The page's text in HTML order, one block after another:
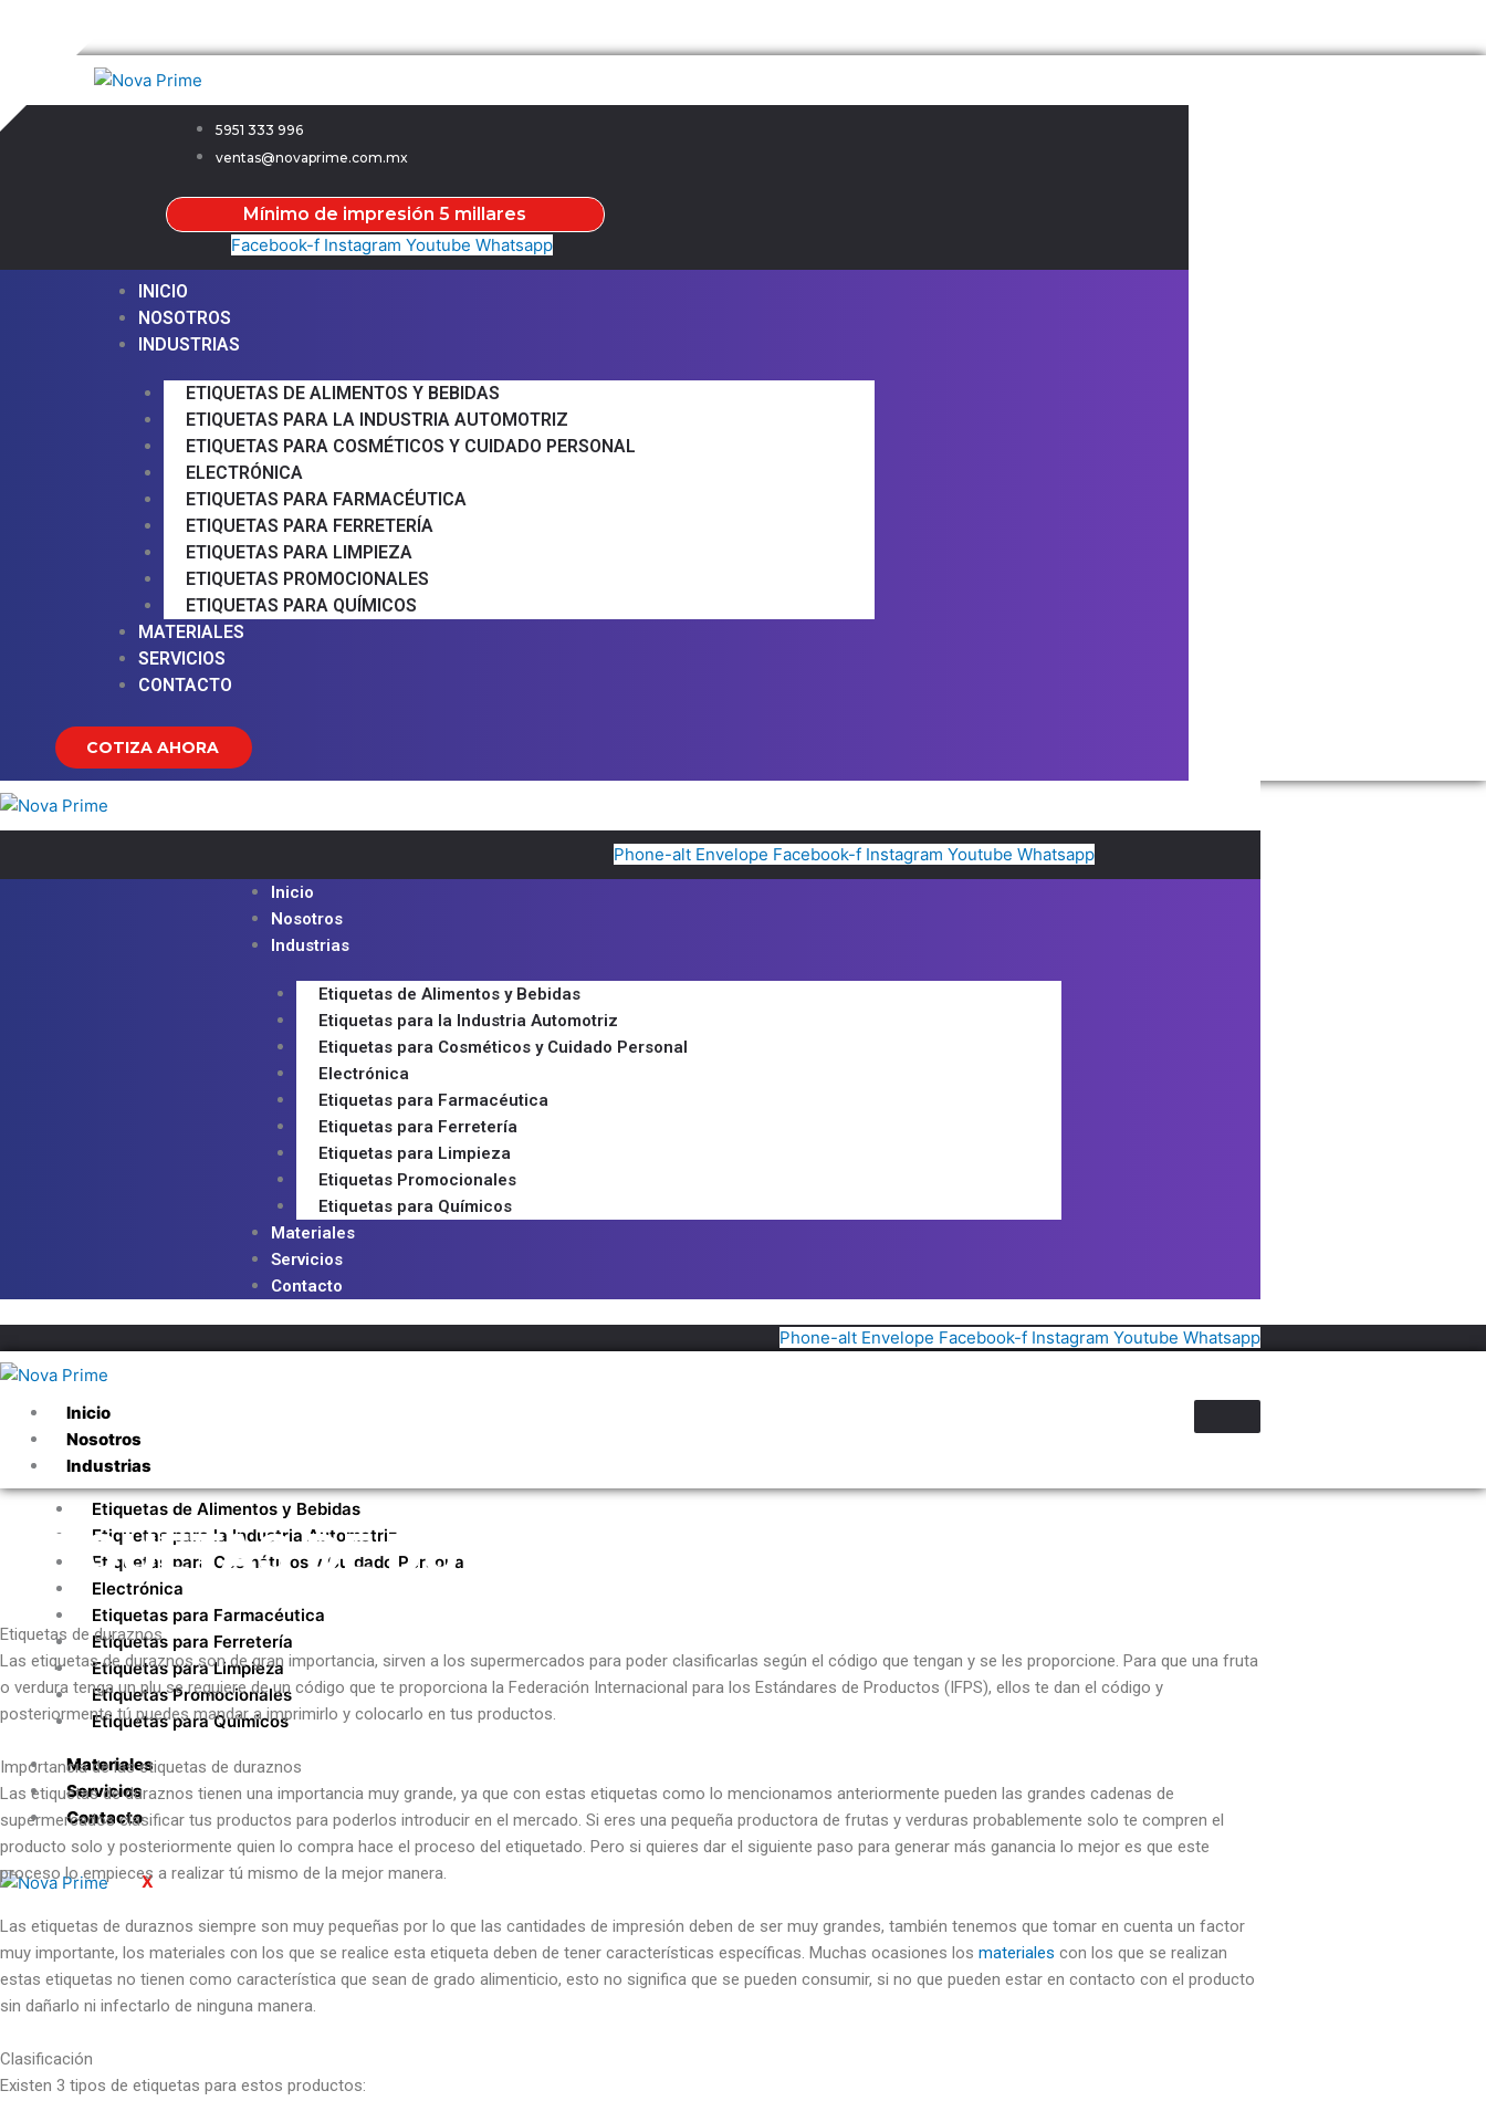
5951 333 996
ventas@novaprime.com.mx
Mínimo de impresión 5 millares
Facebook-f Instagram Youtube Whatsapp
INICIO
NOSOTROS
INDUSTRIAS
ETIQUETAS DE ALIMENTOS Y BEBIDAS
ETIQUETAS PARA LA INDUSTRIA AUTOMOTRIZ
ETIQUETAS PARA COSMÉTICOS Y CUIDADO PERSONAL
ELECTRÓNICA
ETIQUETAS PARA FARMACÉUTICA
ETIQUETAS PARA FERRETERÍA
ETIQUETAS PARA LIMPIEZA
ETIQUETAS PROMOCIONALES
ETIQUETAS PARA QUÍMICOS
MATERIALES
SERVICIOS
CONTACTO
COTIZA AHORA
Phone-alt Envelope Facebook-f Instagram Youtube Whatsapp
Inicio
Nosotros
Industrias
Etiquetas de Alimentos y Bebidas
Etiquetas para la Industria Automotriz
Etiquetas para Cosméticos y Cuidado Personal
Electrónica
Etiquetas para Farmacéutica
Etiquetas para Ferretería
Etiquetas para Limpieza
Etiquetas Promocionales
Etiquetas para Químicos
Materiales
Servicios
Contacto
Phone-alt Envelope Facebook-f Instagram Youtube Whatsapp
Inicio
Nosotros
Industrias
Etiquetas de Alimentos y Bebidas
Etiquetas para la Industria Automotriz
Etiquetas para Cosméticos y Cuidado Personal
Electrónica
Etiquetas para Farmacéutica
Etiquetas para Ferretería
Etiquetas para Limpieza
Etiquetas Promocionales
Etiquetas para Químicos
Materiales
Servicios
Contacto
X
ETIQUETAS DE DURAZNOS
Etiquetas de duraznos
Las etiquetas de duraznosson de gran importancia, sirven a los supermercados para poder clasificarlas según el código que tengan y se les proporcione. Para que una fruta
o verdura tenga un plu serequiere de un código que te proporciona la Federación Internacional para los Estándares de Productos (IFPS), ellos te dan el código y
posteriormente túpuedes mandar a imprimirlo y colocarlo en tus productos.
Importancia de las etiquetas de duraznos
Las etiquetas de duraznos tienen una importancia muy grande, ya que con estas etiquetas como lo mencionamos anteriormente pueden las grandes cadenas de
supermercados clasificar tus productos para poderlos introducir en el mercado. Si eres una pequeña productora de frutas y verduras probablemente solo te compren el
producto solo y posteriormente quien lo compra hace el proceso del etiquetado. Pero si quieres dar el siguiente paso para generar más ganancia lo mejor es que este
proceso lo empieces a realizar tú mismo de la mejor manera.
Las etiquetas de duraznos siempre son muy pequeñas por lo que las cantidades de impresión deben de ser muy grandes, también tenemos que tomar en cuenta un factor
muy importante, los materiales con los que se realice esta etiqueta deben de tener características específicas. Muchas ocasiones los materiales con los que se realizan
estas etiquetas no tienen como característica que sean de grado alimenticio, esto no significa que se pueden consumir, si no que pueden estar en contacto con el producto
sin dañarlo ni infectarlo de ninguna manera.
Clasificación
Existen 3 tipos de etiquetas para estos productos: